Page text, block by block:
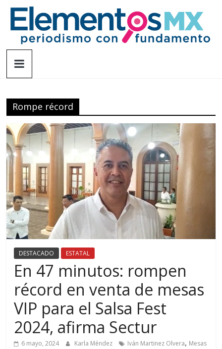
Saltar
contenido
Elementosmx
fundamento
Rompe récord
DESTACADO ESTATAL
En 47 minutos: rompen
récord en venta de mesas
VIP para el Salsa Fest
2024, afirma Sectur
6 mayo, 2024 Karla Méndez Iván Martinez Olvera, Mesas